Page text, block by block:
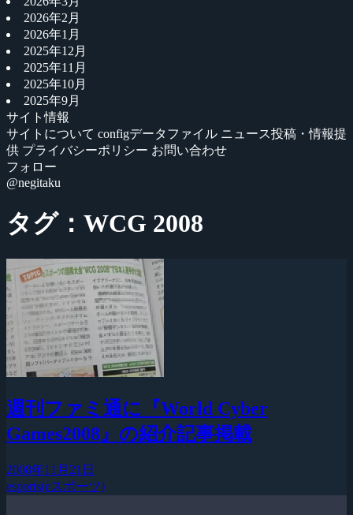
2026年2月
2026年1月
2025年12月
2025年11月
2025年10月
2025年9月
サイト情報
サイトについて configデータファイル ニュース投稿・情報提
供 プライバシーポリシー お問い合わせ
フォロー
@negitaku
タグ：WCG 2008
週刊ファミ通に『World Cyber
Games2008』の紹介記事掲載
2008年11月21日
esports(eスポーツ)